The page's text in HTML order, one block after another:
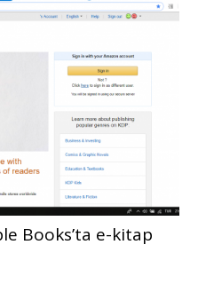
Books’ta e-kitap